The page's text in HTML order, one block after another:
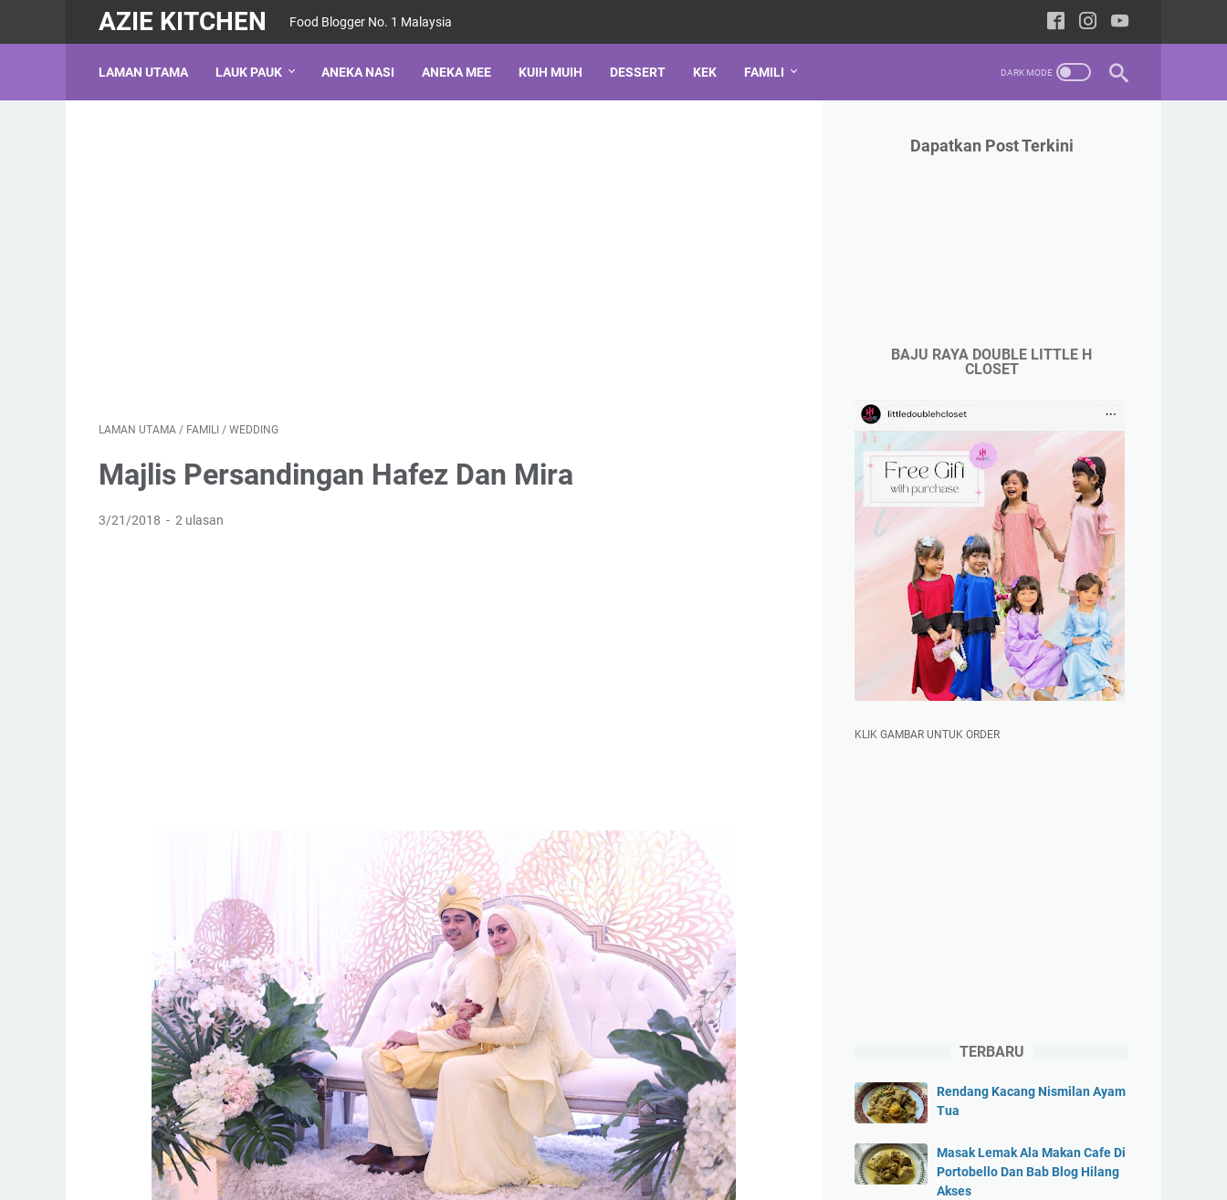
AZIE KITCHEN Food Blogger No. 1 Malaysia
LAMAN UTAMA LAUK PAUK ANEKA NASI ANEKA MEE KUIH MUIH DESSERT KEK FAMILI
LAMAN UTAMA / FAMILI / WEDDING
Majlis Persandingan Hafez Dan Mira
3/21/2018 2 ulasan
Dapatkan Post Terkini
BAJU RAYA DOUBLE LITTLE H
CLOSET
KLIK GAMBAR UNTUK ORDER
TERBARU
Rendang Kacang Nismilan Ayam
Tua
Masak Lemak Ala Makan Cafe Di
Portobello Dan Bab Blog Hilang
Akses